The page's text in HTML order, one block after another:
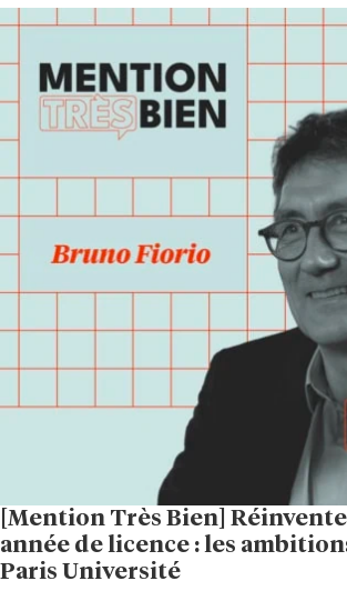
[Mention Très Bien]
année de licence : les
Paris Université